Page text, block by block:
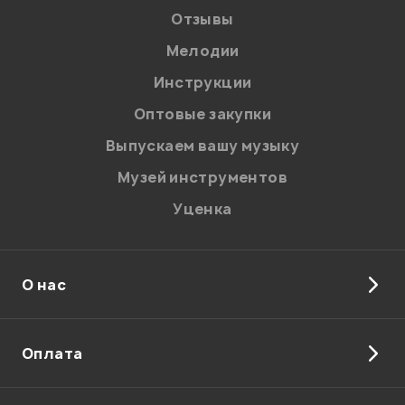
Жесткий кейс в комплекте
Особенности
Жесткий кейс в комплекте
Коричневый
В корзину
на обработку персональных данных в
Политикой в отношении обработки
персональных данных.
Введите проверочное число:
Отправить
Отзывы
Мелодии
Инструкции
Оптовые закупки
Выпускаем вашу музыку
Музей инструментов
Уценка
О нас
Оплата